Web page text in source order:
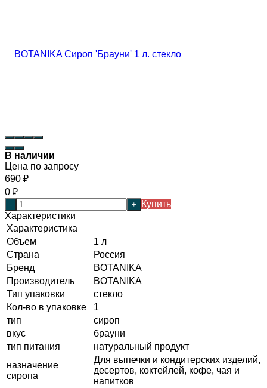
В наличии
Цена по запросу
690 ₽
0 ₽
- +
Купить
Характеристики
Характеристика
Объем
1 л
Страна
Россия
Бренд
BOTANIKA
Производитель
BOTANIKA
Тип упаковки
стекло
Кол-во в упаковке
1
тип
сироп
вкус
брауни
тип питания
натуральный продукт
назначение
сиропа
Для выпечки и кондитерских изделий,
десертов, коктейлей, кофе, чая и
напитков